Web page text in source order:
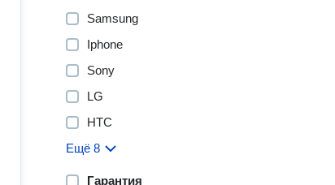
Samsung
Iphone
Sony
LG
HTC
Ещё 8
Гарантия